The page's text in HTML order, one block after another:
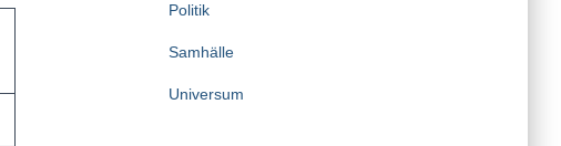
Politik
Samhälle
Universum